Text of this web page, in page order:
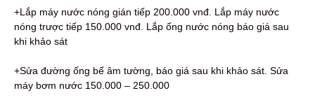
+Lắp máy nước nóng gián tiếp 200.000 vnđ. Lắp máy nước
nóng trược tiếp 150.000 vnđ. Lắp ống nước nóng báo giá sau
khi khảo sát
+Sửa đường ống bể âm tường, báo giá sau khi khảo sát. Sửa
máy bơm nước 150.000 – 250.000